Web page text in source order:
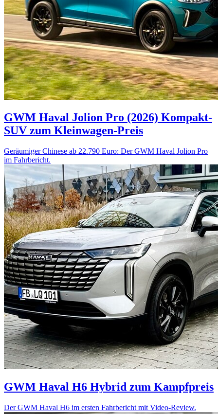
GWM Haval Jolion Pro (2026) Kompakt-
SUV zum Kleinwagen-Preis
Geräumiger Chinese ab 22.790 Euro: Der GWM Haval Jolion Pro
im Fahrbericht.
GWM Haval H6 Hybrid zum Kampfpreis
Der GWM Haval H6 im ersten Fahrbericht mit Video-Review.